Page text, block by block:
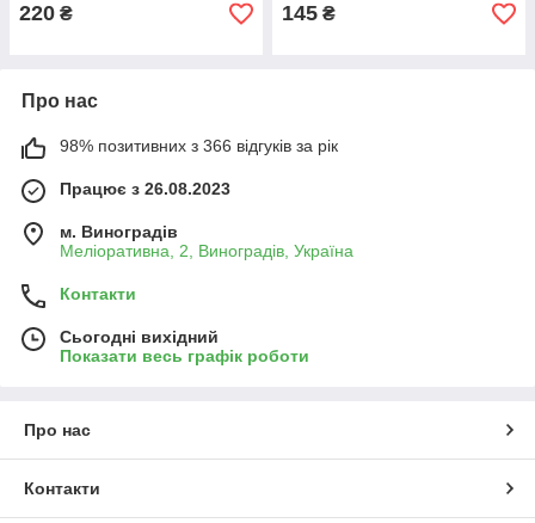
220 ₴ 145 ₴
Про нас
98% позитивних з 366 відгуків за рік
Працює з 26.08.2023
м. Виноградів
Меліоративна, 2, Виноградів, Україна
Контакти
Сьогодні вихідний
Показати весь графік роботи
Про нас
Контакти